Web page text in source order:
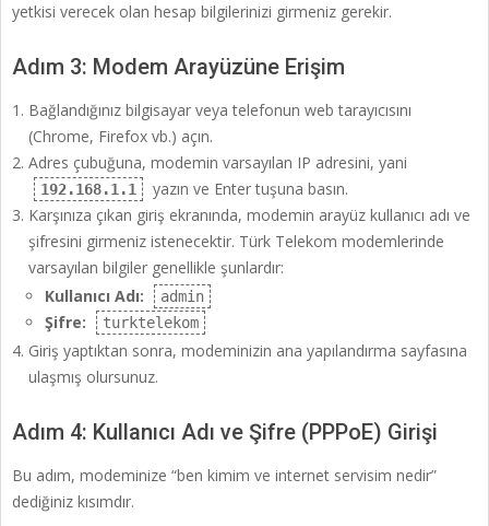
yetkisi verecek olan hesap bilgilerinizi girmeniz gerekir.
Adım 3: Modem Arayüzüne Erişim
Bağlandığınız bilgisayar veya telefonun web tarayıcısını
(Chrome, Firefox vb.) açın.
Adres çubuğuna, modemin varsayılan IP adresini, yani
192.168.1.1
yazın ve Enter tuşuna basın.
Karşınıza çıkan giriş ekranında, modemin arayüz kullanıcı adı ve
şifresini girmeniz istenecektir. Türk Telekom modemlerinde
varsayılan bilgiler genellikle şunlardır:
Kullanıcı Adı:
admin
Şifre: turktelekom
Giriş yaptıktan sonra, modeminizin ana yapılandırma sayfasına
ulaşmış olursunuz.
Adım 4: Kullanıcı Adı ve Şifre (PPPoE) Girişi
Bu adım, modeminize “ben kimim ve internet servisim nedir”
dediğiniz kısımdır.